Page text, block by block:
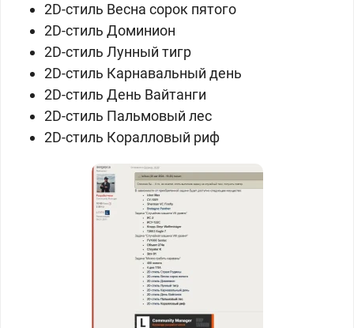
2D-стиль Весна сорок пятого
2D-стиль Доминион
2D-стиль Лунный тигр
2D-стиль Карнавальный день
2D-стиль День Вайтанги
2D-стиль Пальмовый лес
2D-стиль Коралловый риф